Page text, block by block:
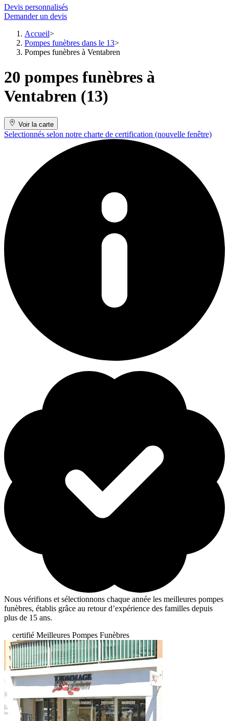
Devis personnalisés
Demander un devis
Accueil
Pompes funèbres dans le 13
Pompes funèbres à Ventabren
20 pompes funèbres à
Ventabren (13)
Voir la carte
Selectionnés selon notre charte de certification (nouvelle fenêtre)
Nous vérifions et sélectionnons chaque année les meilleures pompes
funèbres, établis grâce au retour d’expérience des familles depuis
plus de 15 ans.
certifié Meilleures Pompes Funèbres